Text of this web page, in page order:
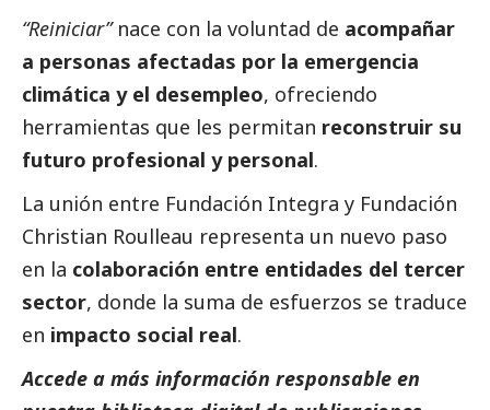
“Reiniciar”nace con la voluntad de acompañar
a personas afectadas por la emergencia
climática y el desempleo, ofreciendo
herramientas que les permitan reconstruir su
futuro profesional y personal.
La unión entre Fundación Integra y Fundación
Christian Roulleau representa un nuevo paso
en la colaboración entre entidades del tercer
sector, donde la suma de esfuerzos se traduce
en impacto social real.
Accede a más información responsable en